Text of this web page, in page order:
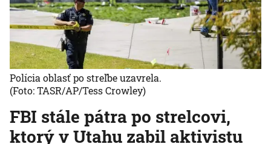
FBI stále pátra po strelcovi,
ktorý v Utahu zabil aktivistu
Polícia oblasť po streľbe uzavrela.
(Foto: TASR/AP/Tess Crowley)